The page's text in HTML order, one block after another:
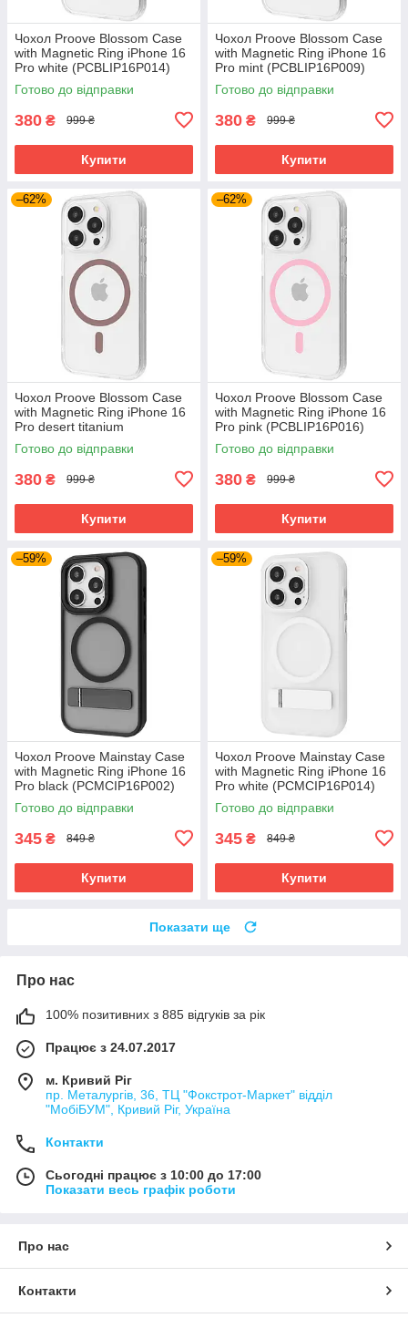
Чохол Proove Blossom Case
with Magnetic Ring iPhone 16
Pro white (PCBLIP16P014)
Готово до відправки
380 ₴ 999 ₴
Купити
Чохол Proove Blossom Case
with Magnetic Ring iPhone 16
Pro mint (PCBLIP16P009)
Готово до відправки
380 ₴ 999 ₴
Купити
–62%
Чохол Proove Blossom Case
with Magnetic Ring iPhone 16
Pro desert titanium
(PCBLIP16P033)
Готово до відправки
380 ₴ 999 ₴
Купити
–62%
Чохол Proove Blossom Case
with Magnetic Ring iPhone 16
Pro pink (PCBLIP16P016)
Готово до відправки
380 ₴ 999 ₴
Купити
–59%
Чохол Proove Mainstay Case
with Magnetic Ring iPhone 16
Pro black (PCMCIP16P002)
Готово до відправки
345 ₴ 849 ₴
Купити
–59%
Чохол Proove Mainstay Case
with Magnetic Ring iPhone 16
Pro white (PCMCIP16P014)
Готово до відправки
345 ₴ 849 ₴
Купити
Показати ще
Про нас
100% позитивних з 885 відгуків за рік
Працює з 24.07.2017
м. Кривий Ріг
пр. Металургів, 36, ТЦ "Фокстрот-Маркет" відділ
"МобіБУМ", Кривий Ріг, Україна
Контакти
Сьогодні працює з 10:00 до 17:00
Показати весь графік роботи
Про нас
Контакти